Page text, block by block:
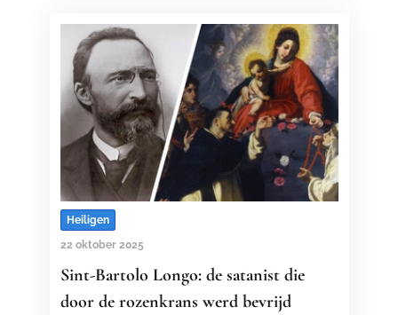
Heiligen
22 oktober 2025
Sint-Bartolo Longo: de satanist die
door de rozenkrans werd bevrijd